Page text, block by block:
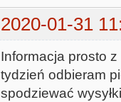
2020-01-31
Informacja prosto
tydzień odbieram
spodziewać